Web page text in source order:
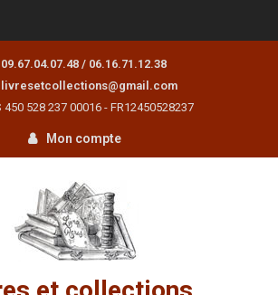
09.67.04.07.48 / 06.16.71.12.38
livresetcollections@gmail.com
450 528 237 00016 - FR12450528237
Mon compte